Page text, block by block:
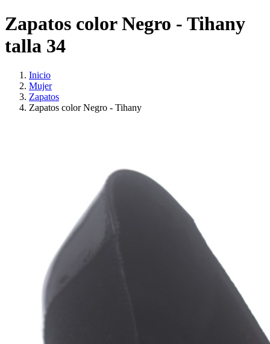
Zapatos color Negro - Tihany
talla 34
Inicio
Mujer
Zapatos
Zapatos color Negro - Tihany